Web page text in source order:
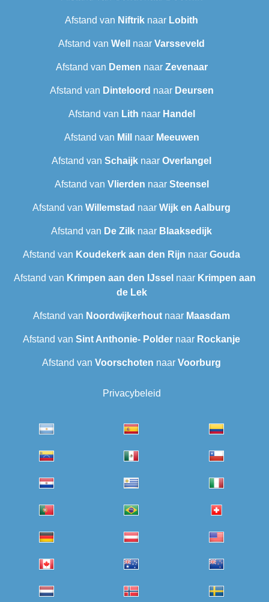
Afstand van Niftrik naar Lobith
Afstand van Well naar Varsseveld
Afstand van Demen naar Zevenaar
Afstand van Dinteloord naar Deursen
Afstand van Lith naar Handel
Afstand van Mill naar Meeuwen
Afstand van Schaijk naar Overlangel
Afstand van Vlierden naar Steensel
Afstand van Willemstad naar Wijk en Aalburg
Afstand van De Zilk naar Blaaksedijk
Afstand van Koudekerk aan den Rijn naar Gouda
Afstand van Krimpen aan den IJssel naar Krimpen aan
de Lek
Afstand van Noordwijkerhout naar Maasdam
Afstand van Sint Anthonie- Polder naar Rockanje
Afstand van Voorschoten naar Voorburg
Privacybeleid